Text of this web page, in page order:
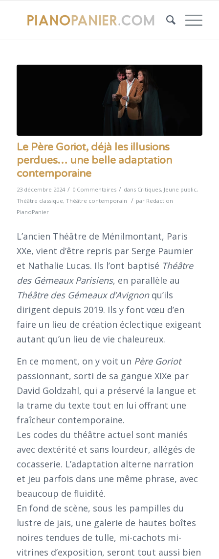
Le Père Goriot, déjà les illusions
perdues… une belle adaptation
contemporaine
23 décembre 2024 / 0 Commentaires / dans Critiques, Jeune public,
Théâtre classique, Théâtre contemporain / par Redaction
PianoPanier
L’ancien Théâtre de Ménilmontant, Paris
XXe, vient d’être repris par Serge Paumier
et Nathalie Lucas. Ils l’ont baptisé Théâtre
des Gémeaux Parisiens, en parallèle au
Théâtre des Gémeaux d’Avignonqu’ils
dirigent depuis 2019. Ils y font vœu d’en
faire un lieu de création éclectique exigeant
autant qu’un lieu de vie chaleureux.
En ce moment, on y voit un Père Goriot
passionnant, sorti de sa gangue XIXe par
David Goldzahl, qui a préservé la langue et
la trame du texte tout en lui offrant une
fraîcheur contemporaine.
Les codes du théâtre actuel sont maniés
avec dextérité et sans lourdeur, allégés de
cocasserie. L’adaptation alterne narration
et jeu parfois dans une même phrase, avec
beaucoup de fluidité.
En fond de scène, sous les pampilles du
lustre de jais, une galerie de hautes boîtes
noires tendues de tulle, mi-cachots mi-
vitrines d’exposition, seront tout aussi bien